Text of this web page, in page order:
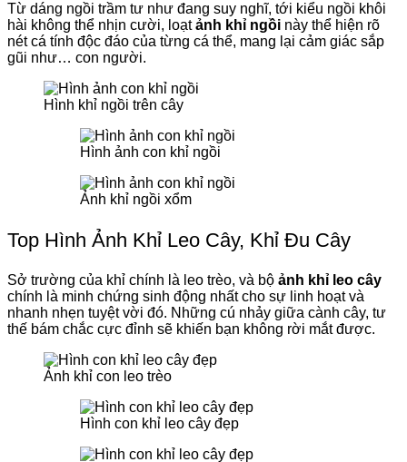
Từ dáng ngồi trầm tư như đang suy nghĩ, tới kiểu ngồi khôi
hài không thể nhịn cười, loạtảnh khỉ ngồi này thể hiện rõ
nét cá tính độc đáo của từng cá thể, mang lại cảm giác sắp
gũi như… con người.
Hình khỉ ngồi trên cây
Hình ảnh con khỉ ngồi
Ảnh khỉ ngồi xổm
Top Hình Ảnh Khỉ Leo Cây, Khỉ Đu Cây
Sở trường của khỉ chính là leo trèo, và bộ ảnh khỉ leo cây
chính là minh chứng sinh động nhất cho sự linh hoạt và
nhanh nhẹn tuyệt vời đó. Những cú nhảy giữa cành cây, tư
thế bám chắc cực đỉnh sẽ khiến bạn không rời mắt được.
Ảnh khỉ con leo trèo
Hình con khỉ leo cây đẹp